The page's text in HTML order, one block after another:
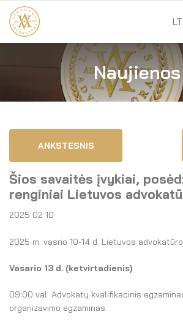
Visuotinis advokatų
Advokatų tarybos pirmininkas
Advokatų taryba
Komitetai
Garbės teismas
Administracija
Savitarna
Savivaldos teisės aktai
Dokumentų atmintinė
Gynėjas
El. parduotuvė
LT
EN
Naujienos
ANKSTESNIS
Šios savaitės įvykiai,
renginiai Lietuvos
2025 02 10
2025 m. vasrio 10-14 d. Lietuvos
Vasario 13 d. (ketvirtadienis)
09:00 val. Advokatų kvalifikacinis
organizavimo egzaminas.